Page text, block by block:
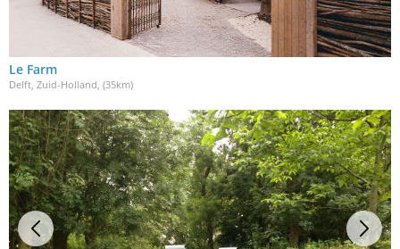
Le Farm
Delft, Zuid-Holland , (35km)